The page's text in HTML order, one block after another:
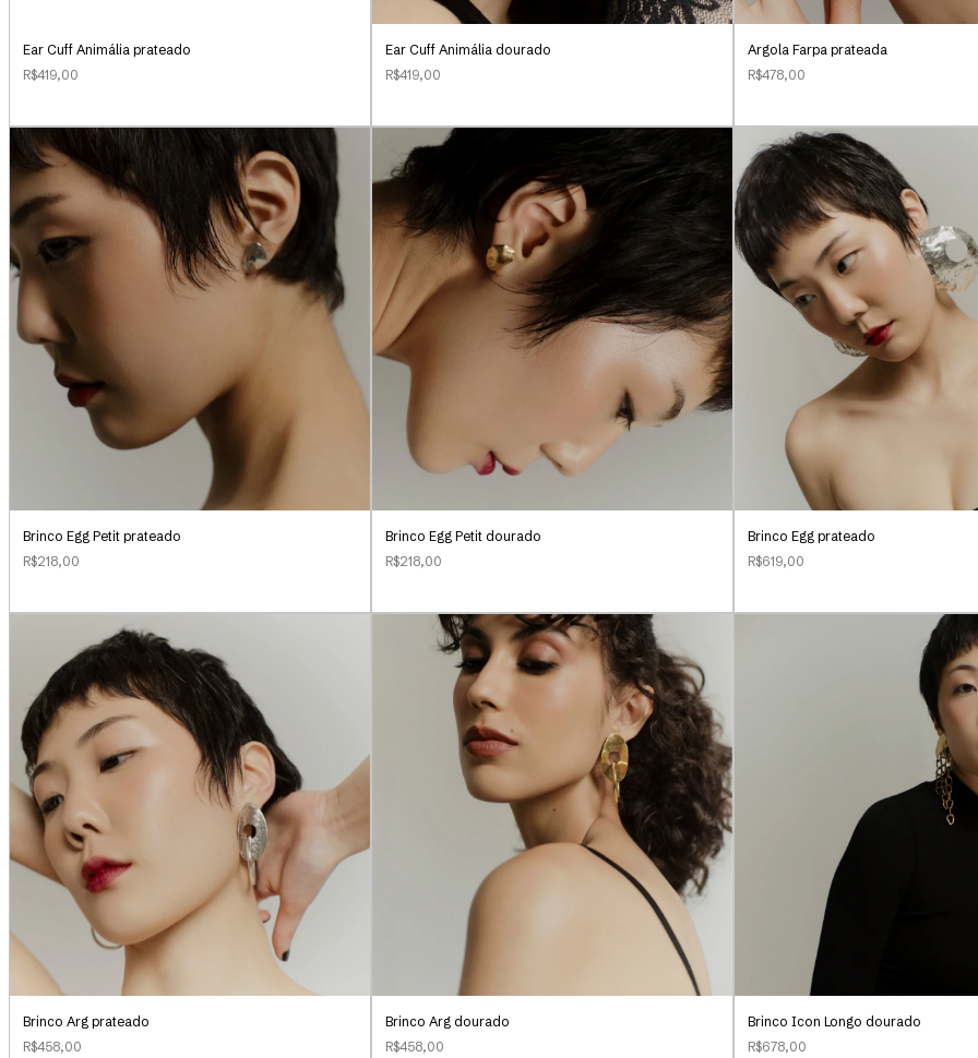
Ear Cuff Animália prateado
R$419,00
Ear Cuff Animália dourado
R$419,00
Argola Farpa prateada
R$478,00
Brinco Egg Petit prateado
R$218,00
Brinco Egg Petit dourado
R$218,00
Brinco Egg prateado
R$619,00
Brinco Arg prateado
R$458,00
Brinco Arg dourado
R$458,00
Brinco Icon Longo dourado
R$678,00